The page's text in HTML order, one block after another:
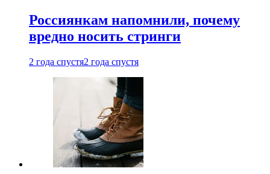
Россиянкам напомнили, почему
вредно носить стринги
2 года спустя2 года спустя